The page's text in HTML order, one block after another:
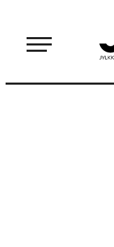
sisältöön